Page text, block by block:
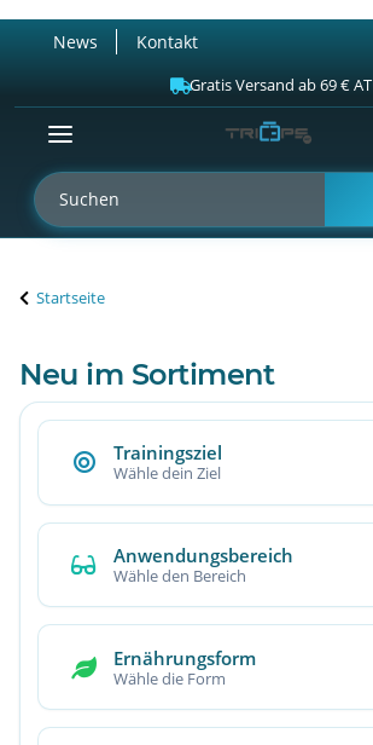
News Kontakt
Gratis Versand ab 69 € AT
Startseite
Neu im Sortiment
Trainingsziel
Wähle dein Ziel
Anwendungsbereich
Wähle den Bereich
Ernährungsform
Wähle die Form